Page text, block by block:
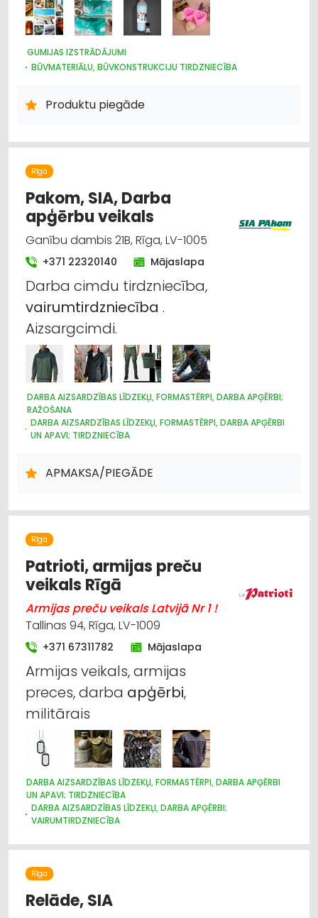
GUMIJAS IZSTRĀDĀJUMI
BŪVMATERIĀLU, BŪVKONSTRUKCIJU TIRDZNIECĪBA
BŪVMATERIĀLU, BŪVKONSTRUKCIJU VAIRUMTIRDZNIECĪBA
INTERNETVEIKALI, E-KOMERCIJA
APDARES MATERIĀLI: VAIRUMTIRDZNIECĪBA
CELTNIECĪBAS UN REMONTA DARBI
Produktu piegāde
Rīga
Pakom, SIA, Darba
apģērbu veikals
Ganību dambis 21B, Rīga, LV-1005
+371 22320140 Mājaslapa
Darba cimdu tirdzniecība,
vairumtirdzniecība .
Aizsargcimdi.
DARBA AIZSARDZĪBAS LĪDZEKĻI, FORMASTĒRPI, DARBA APĢĒRBI;
RAŽOŠANA
DARBA AIZSARDZĪBAS LĪDZEKĻI, FORMASTĒRPI, DARBA APĢĒRBI
UN APAVI; TIRDZNIECĪBA
APĢĒRBI: VAIRUMTIRDZNIECĪBA
APĢĒRBI: RŪPNIECISKĀ RAŽOŠANA, ŠŪŠANA
APMAKSA/PIEGĀDE
Rīga
Patrioti, armijas preču
veikals Rīgā
Armijas preču veikals Latvijā Nr 1 !
Tallinas 94, Rīga, LV-1009
+371 67311782 Mājaslapa
Armijas veikals, armijas
preces, darba apģērbi,
militārais
DARBA AIZSARDZĪBAS LĪDZEKĻI, FORMASTĒRPI, DARBA APĢĒRBI
UN APAVI; TIRDZNIECĪBA
DARBA AIZSARDZĪBAS LĪDZEKĻI, DARBA APĢĒRBI;
VAIRUMTIRDZNIECĪBA
APAVI: TIRDZNIECĪBA
APĢĒRBI: TIRDZNIECĪBA
SUVENĪRI, DĀVANAS
Rīga
Relāde, SIA